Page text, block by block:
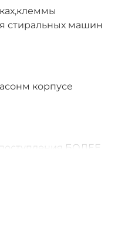
стиральных машин
корпусе
БОЛЕЕ
из-за